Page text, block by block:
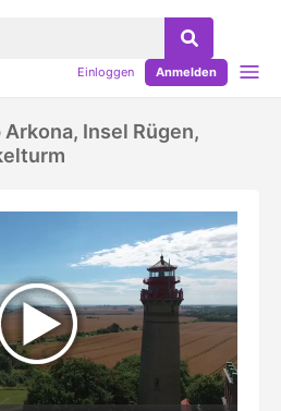
Einloggen Anmelden
Insel Rügen,